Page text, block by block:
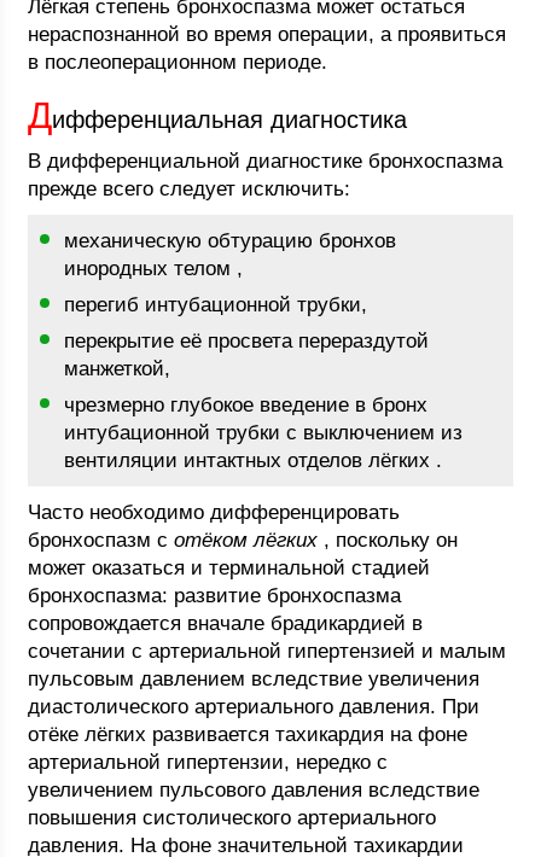
Лёгкая степень бронхоспазма может остаться
нераспознанной во время операции, а проявиться
в послеоперационном периоде.
Дифференциальная диагностика
В дифференциальной диагностике бронхоспазма
прежде всего следует исключить:
механическую обтурацию бронхов
инородных телом ,
перегиб интубационной трубки,
перекрытие её просвета перераздутой
манжеткой,
чрезмерно глубокое введение в бронх
интубационной трубки с выключением из
вентиляции интактных отделов лёгких .
Часто необходимо дифференцировать
бронхоспазм сотёком лёгких , поскольку он
может оказаться и терминальной стадией
бронхоспазма: развитие бронхоспазма
сопровождается вначале брадикардией в
сочетании с артериальной гипертензией и малым
пульсовым давлением вследствие увеличения
диастолического артериального давления. При
отёке лёгких развивается тахикардия на фоне
артериальной гипертензии, нередко с
увеличением пульсового давления вследствие
повышения систолического артериального
давления. На фоне значительной тахикардии